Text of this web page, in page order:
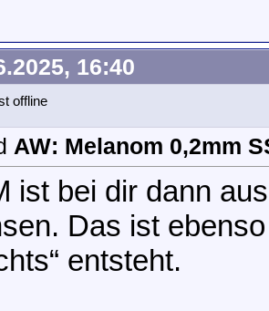
16:40
AW: Melanom 0,2mm
ist bei dir dann
Das ist
entsteht.